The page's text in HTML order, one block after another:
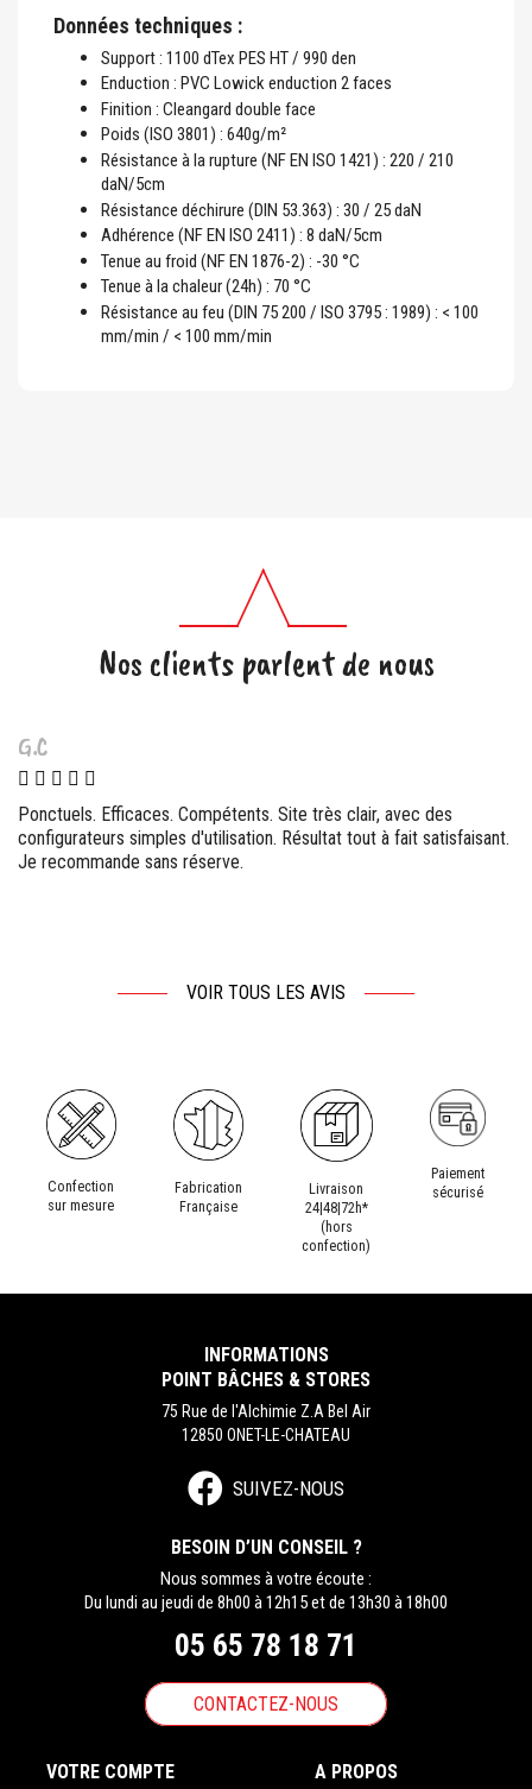
Données techniques :
Support : 1100 dTex PES HT / 990 den
Enduction : PVC Lowick enduction 2 faces
Finition : Cleangard double face
Poids (ISO 3801) : 640g/m²
Résistance à la rupture (NF EN ISO 1421) : 220 / 210
daN/5cm
Résistance déchirure (DIN 53.363) : 30 / 25 daN
Adhérence (NF EN ISO 2411) : 8 daN/5cm
Tenue au froid (NF EN 1876-2) : -30 °C
Tenue à la chaleur (24h) : 70 °C
Résistance au feu (DIN 75 200 / ISO 3795 : 1989) : < 100
mm/min / < 100 mm/min
Nos clients parlent de nous
G.C
Ponctuels. Efficaces. Compétents. Site très clair, avec des
configurateurs simples d'utilisation. Résultat tout à fait satisfaisant.
Je recommande sans réserve.
VOIR TOUS LES AVIS
Confection
sur mesure
Fabrication
Française
Livraison
24|48|72h*
(hors
confection)
Paiement
sécurisé
INFORMATIONS
POINT BÂCHES & STORES
75 Rue de l'Alchimie Z.A Bel Air
12850 ONET-LE-CHATEAU
SUIVEZ-NOUS
BESOIN D’UN CONSEIL ?
Nous sommes à votre écoute :
Du lundi au jeudi de 8h00 à 12h15 et de 13h30 à 18h00
05 65 78 18 71
CONTACTEZ-NOUS
VOTRE COMPTE A PROPOS